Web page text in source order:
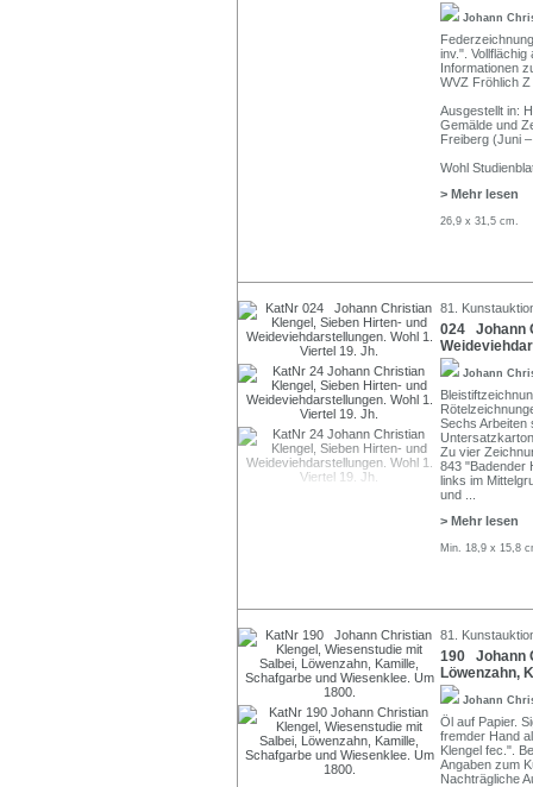
Johann
inv.".
Informationen
WVZ Fröhlich Z
Ausgestellt in:
Gemälde und
Freiberg (Juni
Wohl
> Mehr lesen
26,9 x 31,5 cm.
81.
024 Johann
Johann
Sechs Arbeiten
Zu vier
843 "Badender
links im
und
> Mehr lesen
Min. 18,9 x 15,8
81.
190 Johann
Löwenzahn,
Johann
Öl auf Papier.
fremder Hand
Klengel fec.".
Angaben zum
Nachträgliche